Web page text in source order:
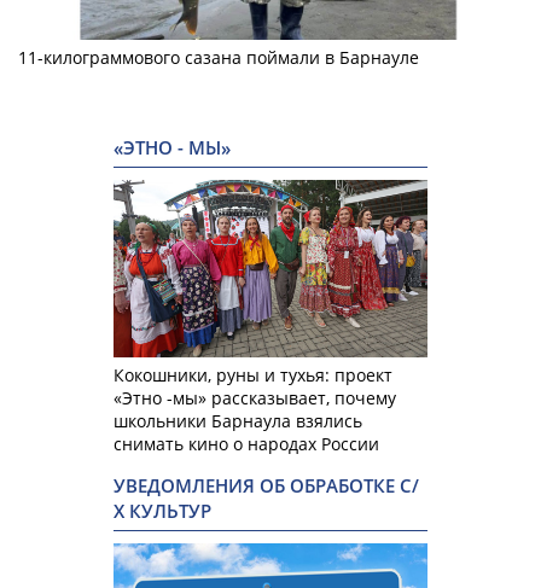
11-килограммового сазана поймали в Барнауле
«ЭТНО - МЫ»
Кокошники, руны и тухья: проект
«Этно -мы» рассказывает, почему
школьники Барнаула взялись
снимать кино о народах России
УВЕДОМЛЕНИЯ ОБ ОБРАБОТКЕ С/
Х КУЛЬТУР